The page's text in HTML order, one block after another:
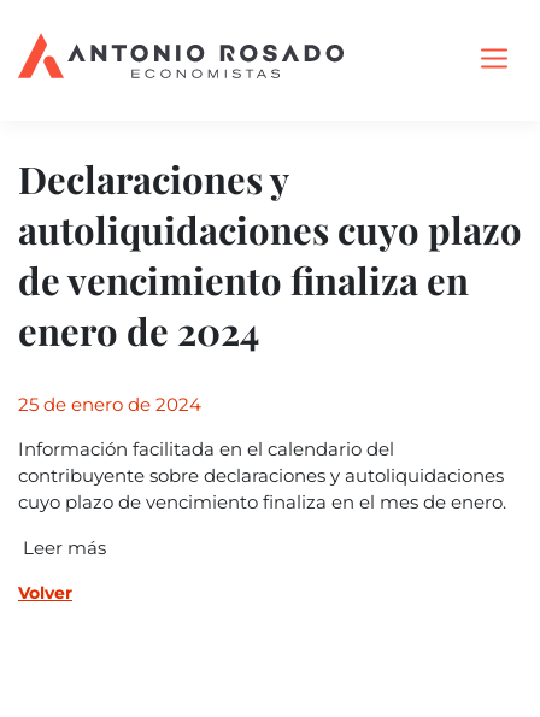
Declaraciones y
autoliquidaciones cuyo plazo
de vencimiento finaliza en
enero de 2024
25 de enero de 2024
Información facilitada en el calendario del
contribuyente sobre declaraciones y autoliquidaciones
cuyo plazo de vencimiento finaliza en el mes de enero.
Leer más
Volver